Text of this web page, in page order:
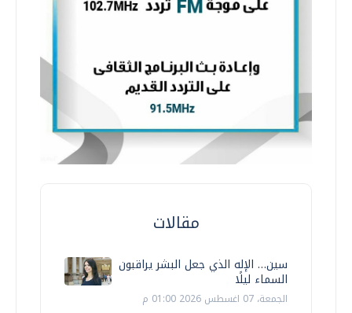
مقالات
سين… الإله الذي جعل البشر يراقبون
السماء ليلًا
الجمعة، 07 اغسطس 2026 01:00 م